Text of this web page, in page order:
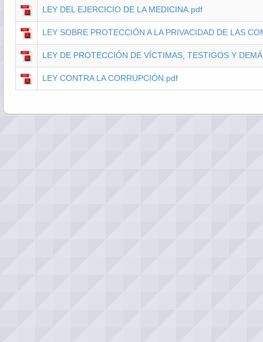
LEY DEL EJERCICIO DE LA MEDICINA.pdf
LEY SOBRE PROTECCIÓN A LA PRIVACIDAD DE LAS
LEY DE PROTECCIÓN DE VÍCTIMAS, TESTIGOS Y
LEY CONTRA LA CORRUPCIÓN.pdf